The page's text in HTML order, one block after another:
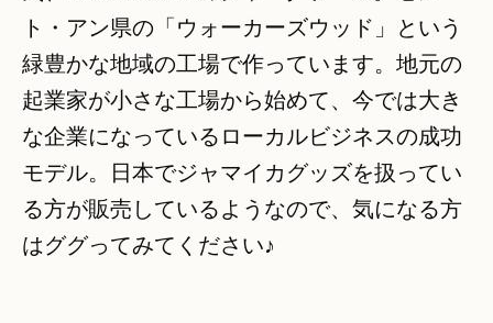
ト・アン県の「ウォーカーズウッド」という
緑豊かな地域の工場で作っています。地元の
起業家が小さな工場から始めて、今では大き
な企業になっているローカルビジネスの成功
モデル。日本でジャマイカグッズを扱ってい
る方が販売しているようなので、気になる方
はググってみてください♪